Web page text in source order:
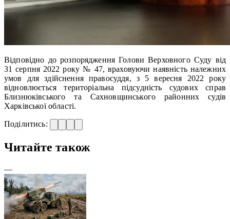
Відповідно до розпорядження Голови Верховного Суду від
31 серпня 2022 року № 47, враховуючи наявність належних
умов для здійснення правосуддя, з 5 вересня 2022 року
відновлюється територіальна підсудність судових справ
Близнюківського та Сахновщинського районних судів
Харківської області.
Поділитись:
Читайте також
—